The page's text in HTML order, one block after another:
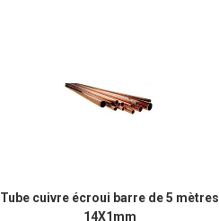
Tube cuivre écroui barre de 5 mètres
14X1mm